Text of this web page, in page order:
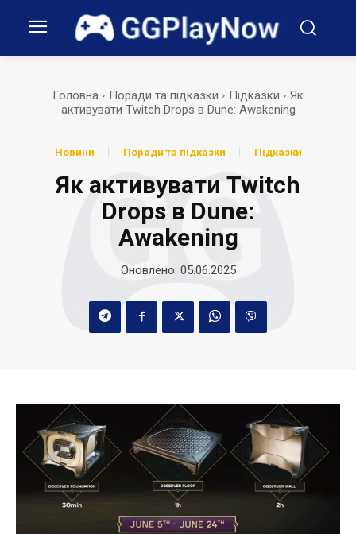
Головна Поради та підказки Підказки
Як
активувати Twitch Drops в Dune: Awakening
Новини Поради та підказки Підказки
Як активувати Twitch
Drops в Dune:
Awakening
Оновлено: 05.06.2025